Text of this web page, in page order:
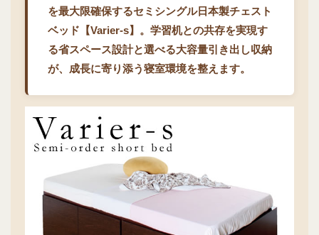
を最大限確保するセミシングル日本製チェスト
ベッド【Varier-s】。学習机との共存を実現す
る省スペース設計と選べる大容量引き出し収納
が、成長に寄り添う寝室環境を整えます。